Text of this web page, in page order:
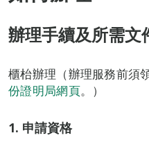
辦理手續及所需文
櫃枱辦理（辦理服務前須
份證明局網頁。）
1. 申請資格